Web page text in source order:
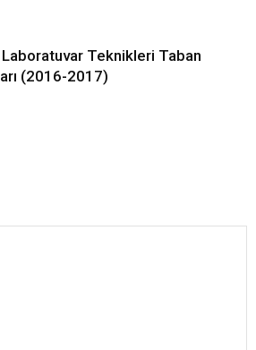
Laboratuvar Teknikleri Taban
(2016-2017)